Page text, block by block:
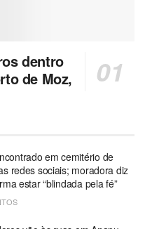
dentro
de Moz,
em cemitério de
redes sociais; moradora diz
estar “blindada pela fé”